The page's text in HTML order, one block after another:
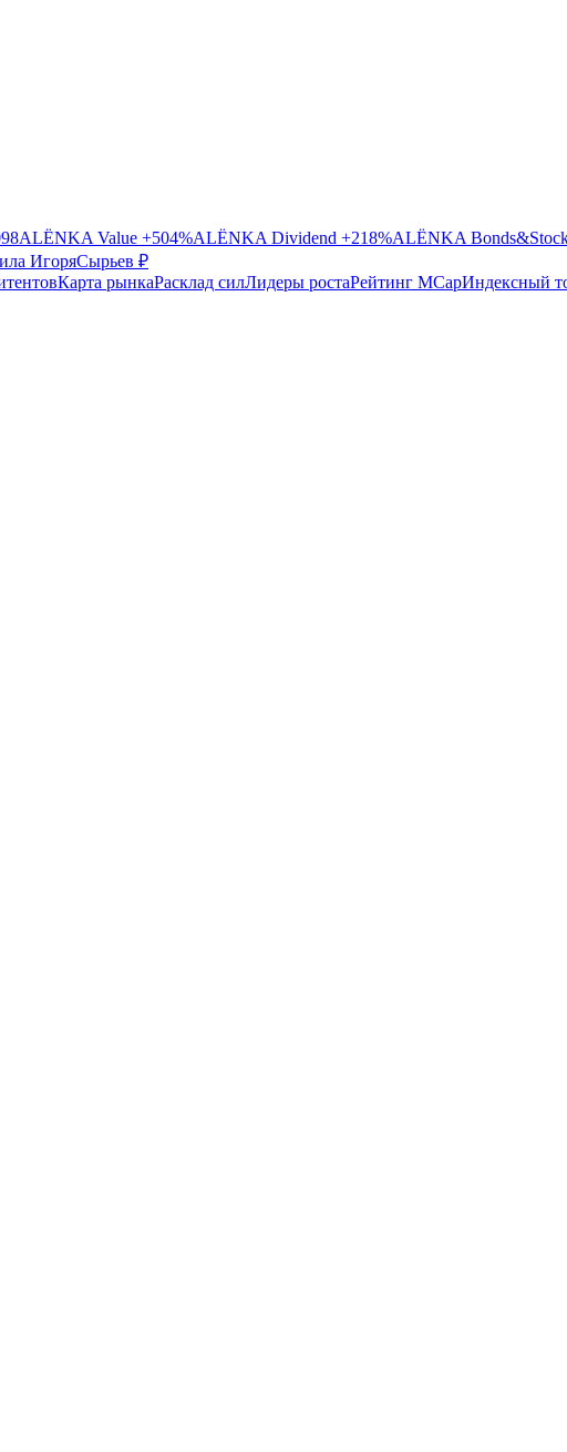
ALЁNKA Value +504%ALЁNKA Dividend +218%ALЁNKA
ИгоряСырьев ₽
Карта рынкаРасклад силЛидеры ростаРейтинг MCapИндексный